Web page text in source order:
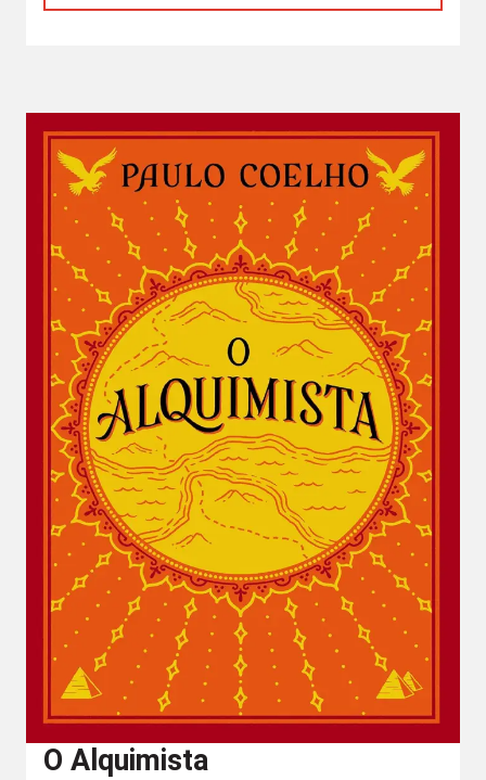
O Alquimista